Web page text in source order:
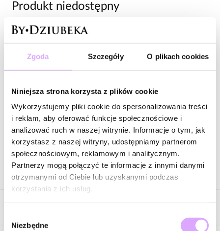
Zgoda Szczegóły O plikach cookies
Niniejsza strona korzysta z plików cookie
Wykorzystujemy pliki cookie do spersonalizowania treści
i reklam, aby oferować funkcje społecznościowe i
analizować ruch w naszej witrynie. Informacje o tym, jak
korzystasz z naszej witryny, udostępniamy partnerom
społecznościowym, reklamowym i analitycznym.
Partnerzy mogą połączyć te informacje z innymi danymi
otrzymanymi od Ciebie lub uzyskanymi podczas
korzystania z ich usług.
zgody
Niezbędne
Produkt niedostępny
Powiadom mnie o dostępności mailem.
Twój adres email
Powiadom o dostępności
Opis produktu